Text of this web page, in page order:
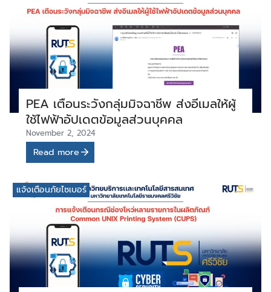
PEA เตือนระวังกลุ่มมิจฉาชีพ ส่งอีเมลให้ผู้
ใช้ไฟฟ้าอัปเดตข้อมูลส่วนบุคคล
November 2, 2024
Read more
แจ้งเตือนภัยไซเบอร์